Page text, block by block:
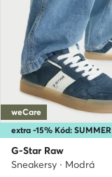
extra -15% Kód: SUMMER
weCare
G-Star Raw
Sneakersy · Modrá